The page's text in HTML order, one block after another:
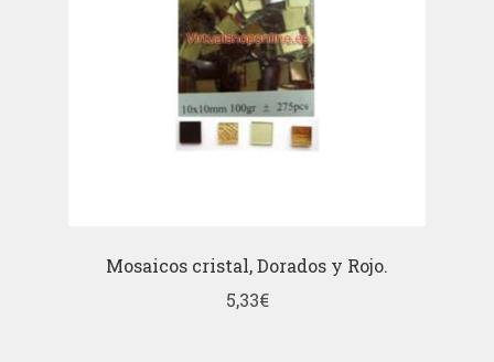
Mosaicos cristal, Dorados y Rojo.
5,33€